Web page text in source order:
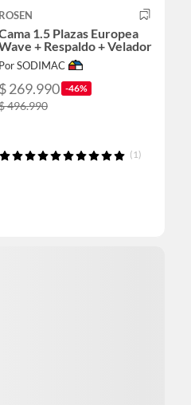
ROSEN
1.5 Plazas Europea
+ Respaldo + Velador
Por SODIMAC
$ 269.990 -46%
496.990
(1)